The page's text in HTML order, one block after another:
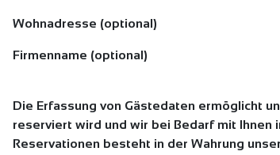
Wohnadresse (optional)
Firmenname (optional)
Die Erfassung von Gästedaten ermöglicht
reserviert wird und wir bei Bedarf mit Ihnen
Reservationen besteht in der Wahrung